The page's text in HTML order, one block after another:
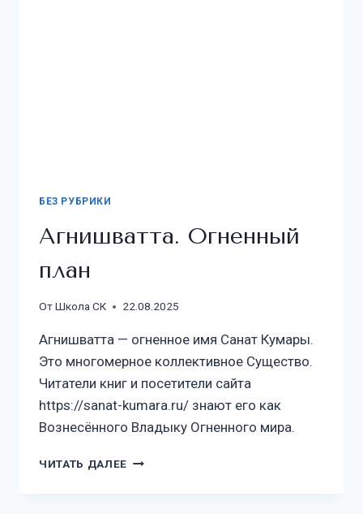
БЕЗ РУБРИКИ
Агнишватта. Огненный
план
ОтШкола СК 22.08.2025
Агнишватта — огненное имя Санат Кумары.
Это многомерное коллективное Существо.
Читатели книг и посетители сайта
https://sanat-kumara.ru/ знают его как
Вознесённого Владыку Огненного мира.
ЧИТАТЬ ДАЛЕЕ